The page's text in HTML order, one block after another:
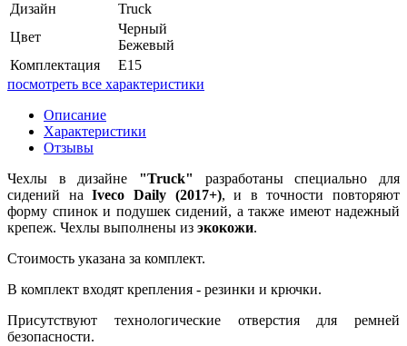
Дизайн
Truck
Цвет
Черный
Бежевый
Комплектация
E15
посмотреть все характеристики
Описание
Характеристики
Отзывы
Чехлы в дизайне "Truck"
разработаны специально для
сидений наIveco Daily (2017+), и в точности повторяют
форму спинок и подушек сидений, а также имеют надежный
крепеж. Чехлы выполнены из экокожи.
Стоимость указана за комплект.
В комплект входят крепления - резинки и крючки.
Присутствуют технологические отверстия для ремней
безопасности.